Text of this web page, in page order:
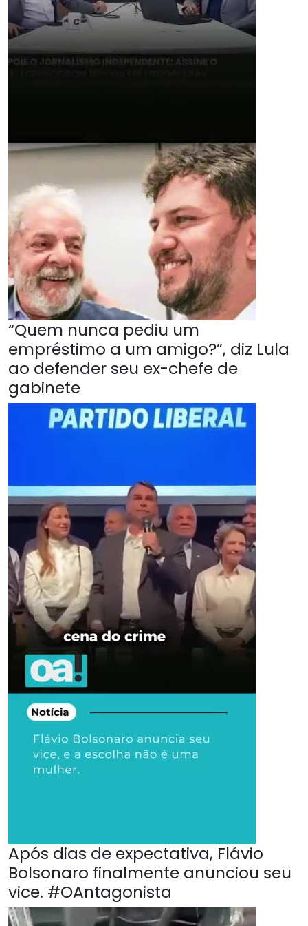
“Quem nunca pediu um
empréstimo a um amigo?”, diz Lula
ao defender seu ex-chefe de
gabinete
Após dias de expectativa, Flávio
Bolsonaro finalmente anunciou seu
vice. #OAntagonista